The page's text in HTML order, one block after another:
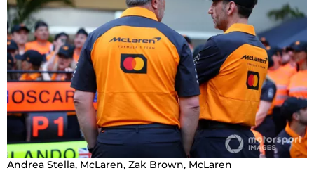
Andrea Stella, McLaren, Zak Brown, McLaren